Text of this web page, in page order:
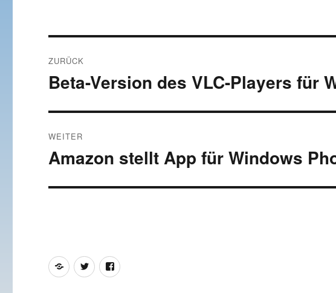
ZURÜCK
Vorheriger
Beta-Version des VLC-Players für
WEITER
Nächster
Amazon stellt App für Windows
Feed TwitterFacebook